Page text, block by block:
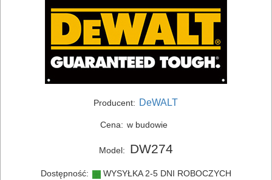
ELEKTRONARZĘDZIA
ELEKTRONARZĘDZIA
AKUMULATOROWE
OSPRZĘT
Producent: DeWALT
Cena: w budowie
Model: DW274
Dostępność: WYSYŁKA 2-5 DNI ROBOCZYCH